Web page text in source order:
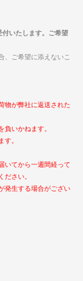
付いたします。ご希望
、ご希望に添えないこ
物が弊社に返送された
負いかねます。
す。
いてから一週間経って
ださい。
発生する場合がござい